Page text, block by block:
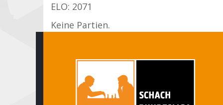
ELO: 2071
Keine Partien.